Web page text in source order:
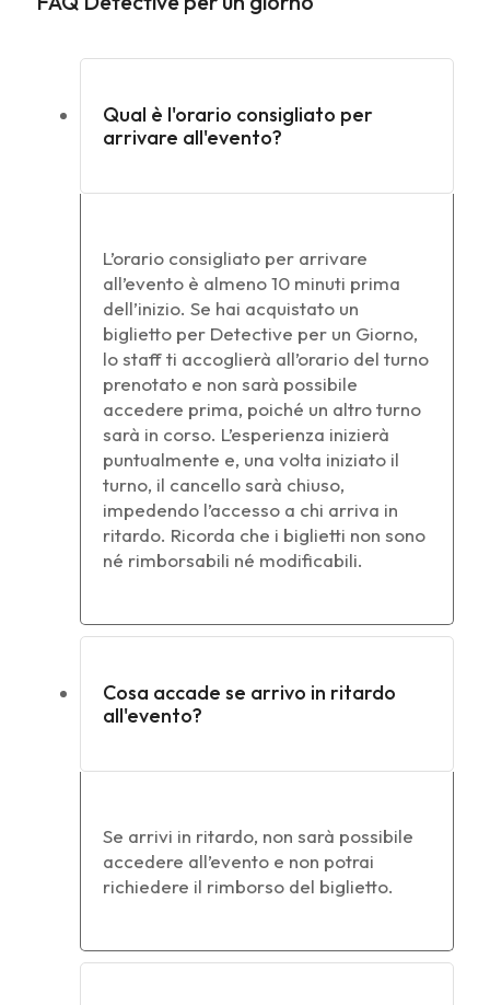
Qual è l'orario consigliato per
arrivare all'evento?
L’orario consigliato per arrivare
all’evento è almeno 10 minuti prima
dell’inizio. Se hai acquistato un
biglietto per Detective per un Giorno,
lo staff ti accoglierà all’orario del turno
prenotato e non sarà possibile
accedere prima, poiché un altro turno
sarà in corso. L’esperienza inizierà
puntualmente e, una volta iniziato il
turno, il cancello sarà chiuso,
impedendo l’accesso a chi arriva in
ritardo. Ricorda che i biglietti non sono
né rimborsabili né modificabili.
Cosa accade se arrivo in ritardo
all'evento?
Se arrivi in ritardo, non sarà possibile
accedere all’evento e non potrai
richiedere il rimborso del biglietto.